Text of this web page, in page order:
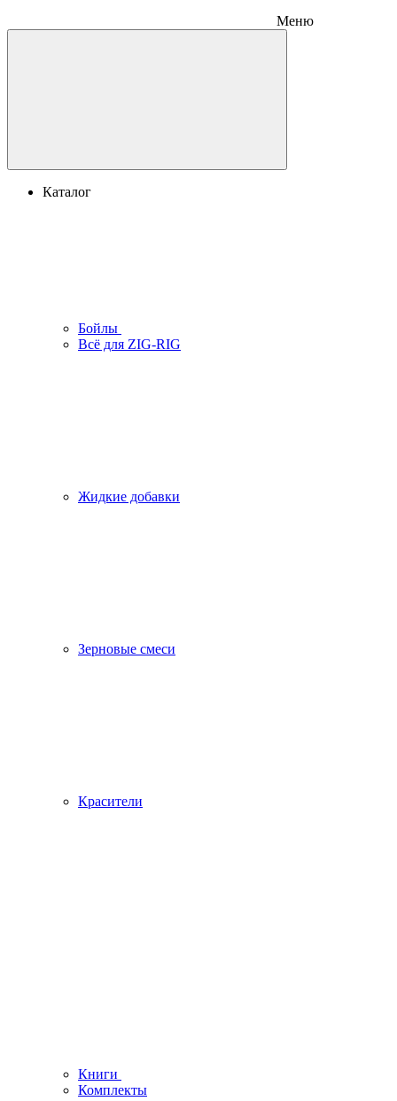
Меню
Каталог
Бойлы
Всё для ZIG-RIG
Жидкие добавки
Зерновые смеси
Красители
Книги
Комплекты